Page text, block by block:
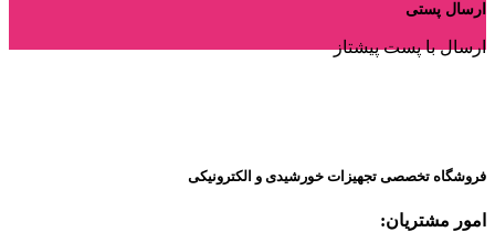
ارسال پستی
ارسال با پست پیشتاز
فروشگاه تخصصی تجهیزات خورشیدی و الکترونیکی
امور مشتریان: